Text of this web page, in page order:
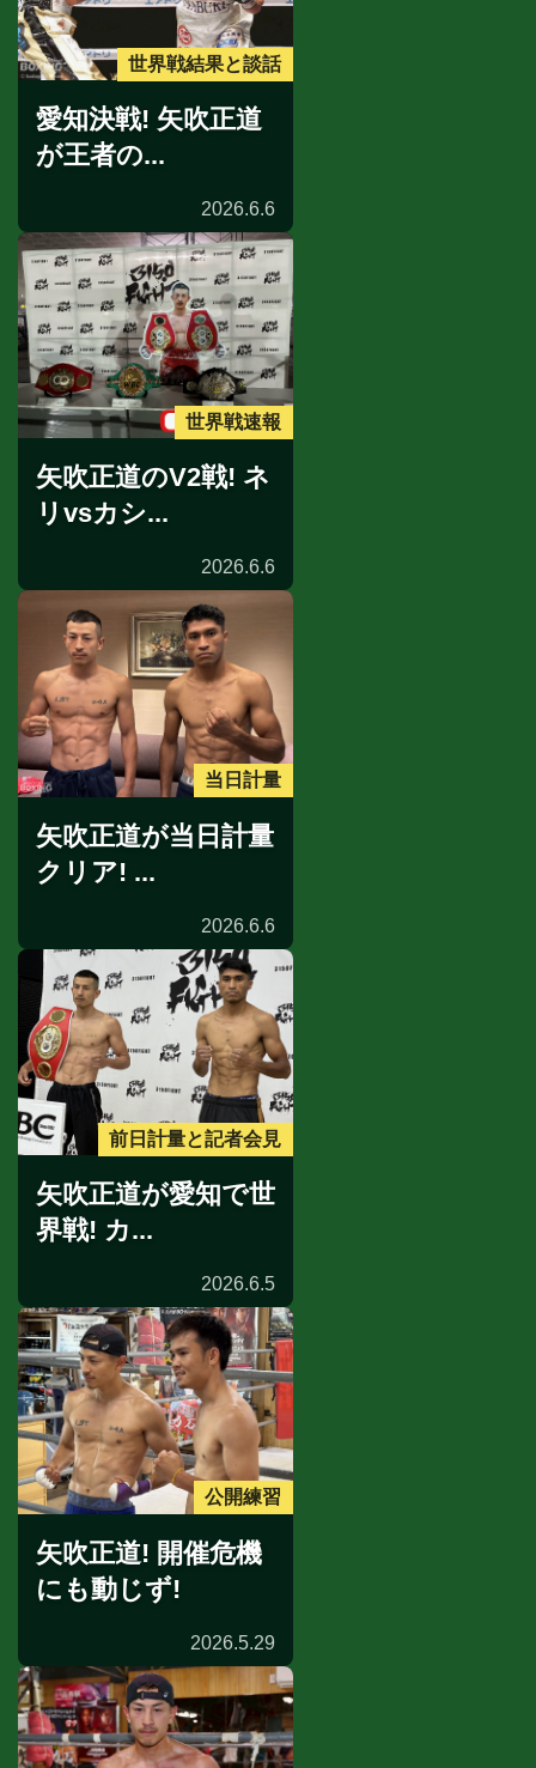
世界戦結果と談話
愛知決戦! 矢吹正道
が王者の...
2026.6.6
世界戦速報
矢吹正道のV2戦! ネ
リvsカシ...
2026.6.6
当日計量
矢吹正道が当日計量
クリア! ...
2026.6.6
前日計量と記者会見
矢吹正道が愛知で世
界戦! カ...
2026.6.5
公開練習
矢吹正道! 開催危機
にも動じず!
2026.5.29